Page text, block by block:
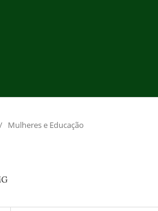
/ Mulheres e Educação